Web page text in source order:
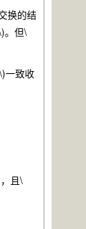
换的结
。但\
一致收
且\